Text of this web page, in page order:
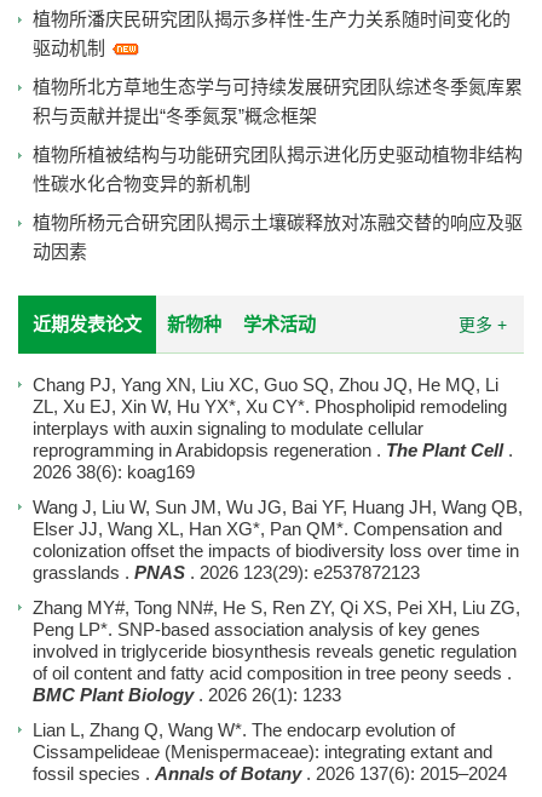
植物所潘庆民研究团队揭示多样性-生产力关系随时间变化的
驱动机制
植物所北方草地生态学与可持续发展研究团队综述冬季氮库累
积与贡献并提出“冬季氮泵”概念框架
植物所植被结构与功能研究团队揭示进化历史驱动植物非结构
性碳水化合物变异的新机制
植物所杨元合研究团队揭示土壤碳释放对冻融交替的响应及驱
动因素
近期发表论文 新物种 学术活动
Chang PJ, Yang XN, Liu XC, Guo SQ, Zhou JQ, He MQ, Li
ZL, Xu EJ, Xin W, Hu YX*, Xu CY*. Phospholipid remodeling
interplays with auxin signaling to modulate cellular
reprogramming in Arabidopsis regeneration . The Plant Cell .
2026
38(6): koag169
Wang J, Liu W, Sun JM, Wu JG, Bai YF, Huang JH, Wang QB,
Elser JJ, Wang XL, Han XG*, Pan QM*. Compensation and
colonization offset the impacts of biodiversity loss over time in
grasslands . PNAS . 2026
123(29): e2537872123
Zhang MY#, Tong NN#, He S, Ren ZY, Qi XS, Pei XH, Liu ZG,
Peng LP*. SNP-based association analysis of key genes
involved in triglyceride biosynthesis reveals genetic regulation
of oil content and fatty acid composition in tree peony seeds .
BMC Plant Biology
. 2026
26(1): 1233
Lian L, Zhang Q, Wang W*. The endocarp evolution of
Cissampelideae (Menispermaceae): integrating extant and
fossil species . Annals of Botany . 2026
137(6): 2015–2024
更多 +